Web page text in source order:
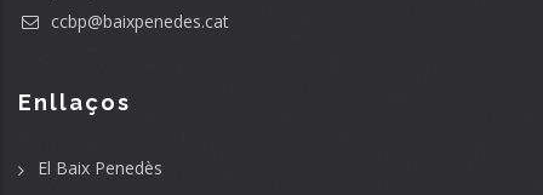
ccbp@baixpenedes.cat
Enllaços
El Baix Penedès